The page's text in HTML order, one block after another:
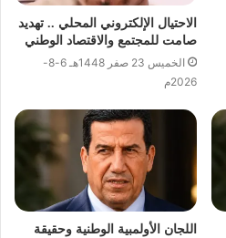
الاحتيال الإلكتروني المحلي .. تهديد
صامت للمجتمع والاقتصاد الوطني
الخميس 23 صفر 1448هـ 6-8-
2026م
اللجان الأولمبية الوطنية وحقيقة